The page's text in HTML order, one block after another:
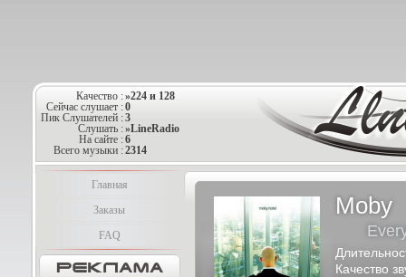
Качество :»224 и 128
Сейчас слушает :0
Пик Слушателей :3
Слушать :»LineRadio
На сайте :6
Всего музыки :2314
Главная
Заказы
FAQ
Moby
Качество